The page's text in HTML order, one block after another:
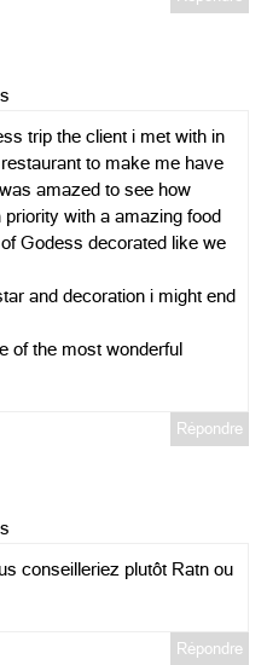
trip the client i met with in
to make me have
amazed to see how
with a amazing food
Godess decorated like we
and decoration i might end
of the most wonderful
Répondre
conseilleriez plutôt Ratn ou
Répondre